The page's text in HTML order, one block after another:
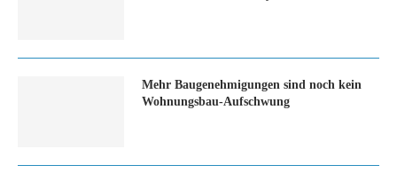
Mehr Baugenehmigungen sind noch kein
Wohnungsbau-Aufschwung